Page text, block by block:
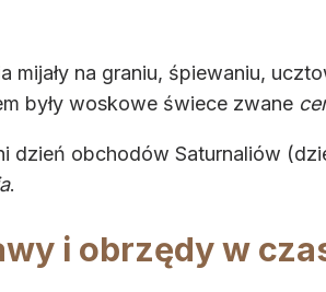
mijały na graniu, śpiewaniu,
były woskowe świece zwane
dzień obchodów Saturnaliów
.
i obrzędy w